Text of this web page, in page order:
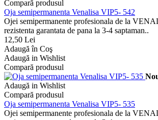
Compară produsul
Oja semipermanenta Venalisa VIP5- 542
Ojei semipermanente profesionala de la
rezistenta garantata de pana la 3-4 saptaman..
12,50 Lei
Adaugă în Coş
Adaugă in Wishlist
Compară produsul
Adaugă in Wishlist
Compară produsul
Oja semipermanenta Venalisa VIP5- 535
Ojei semipermanente profesionala de la